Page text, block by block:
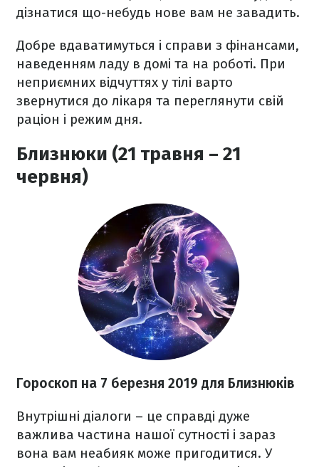
дізнатися що-небудь нове вам не завадить.
Добре вдаватимуться і справи з фінансами,
наведенням ладу в домі та на роботі. При
неприємних відчуттях у тілі варто
звернутися до лікаря та переглянути свій
раціон і режим дня.
Близнюки (21 травня – 21
червня)
Гороскоп на 7 березня 2019 для Близнюків
Внутрішні діалоги – це справді дуже
важлива частина нашої сутності і зараз
вона вам неабияк може пригодитися. У